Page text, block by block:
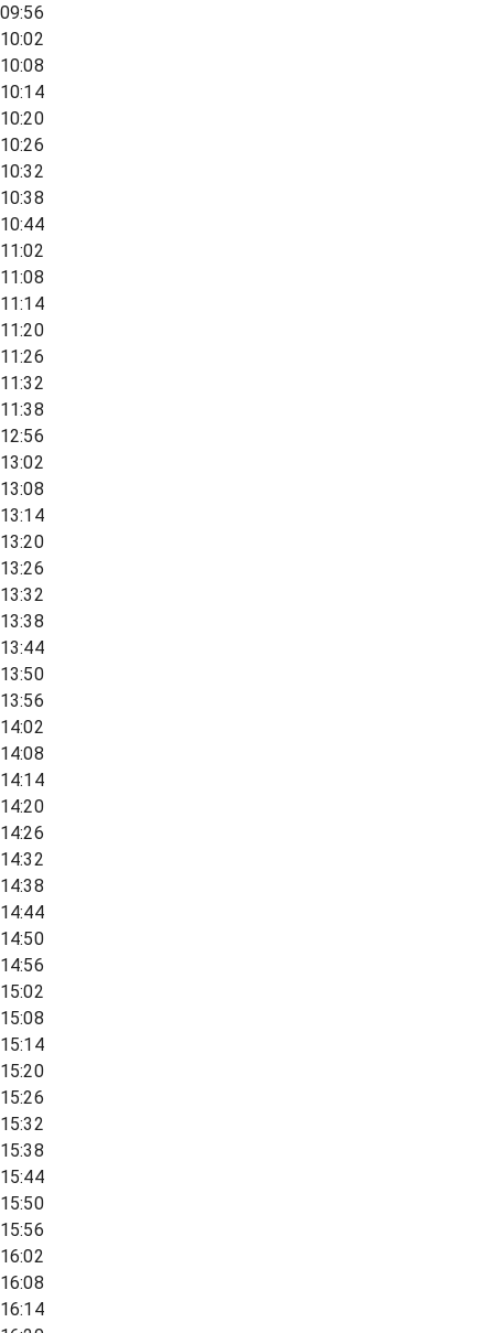
09:56
10:02
10:08
10:14
10:20
10:26
10:32
10:38
10:44
11:02
11:08
11:14
11:20
11:26
11:32
11:38
12:56
13:02
13:08
13:14
13:20
13:26
13:32
13:38
13:44
13:50
13:56
14:02
14:08
14:14
14:20
14:26
14:32
14:38
14:44
14:50
14:56
15:02
15:08
15:14
15:20
15:26
15:32
15:38
15:44
15:50
15:56
16:02
16:08
16:14